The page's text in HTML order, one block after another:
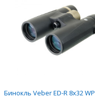
Previous
Бинокль Veber ED-R 8x32 WP